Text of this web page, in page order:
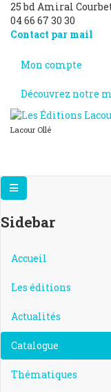
25 bd Amiral
04 66 67 30 30
Contact par mail
Mon compte
Découvrez notre
Lacour Ollé
Sidebar
Accueil
Les éditions
Actualités
Catalogue
Thématiques